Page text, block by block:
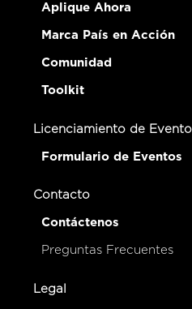
Aplique Ahora
Marca País en Acción
Comunidad
Toolkit
Licenciamiento de
Formulario de Eventos
Contacto
Contáctenos
Preguntas Frecuentes
Legal